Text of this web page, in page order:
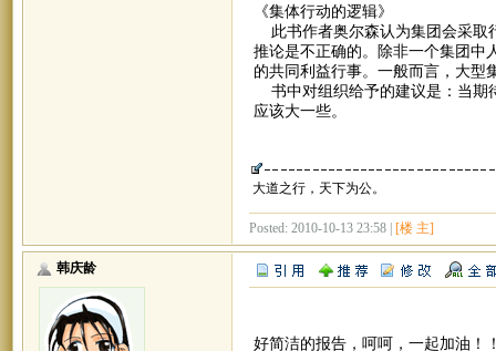
《集体行动的逻辑》
此书作者奥尔森认为集团会采取
推论是不正确的。除非一个集团中
的共同利益行事。一般而言，大型
书中对组织给予的建议是：当期
应该大一些。
大道之行，天下为公。
Posted: 2010-10-13 23:58 | [楼 主]
韩庆龄
好简洁的报告，呵呵，一起加油！